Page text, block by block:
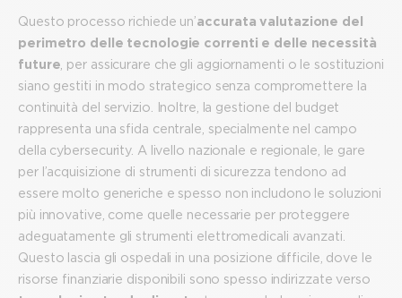
Questo processo richiede un’accurata valutazione del
perimetro delle tecnologie correnti e delle necessità
future , per assicurare che gli aggiornamenti o le sostituzioni
siano gestiti in modo strategico senza compromettere la
continuità del servizio. Inoltre, la gestione del budget
rappresenta una sfida centrale, specialmente nel campo
della cybersecurity. A livello nazionale e regionale, le gare
per l’acquisizione di strumenti di sicurezza tendono ad
essere molto generiche e spesso non includono le soluzioni
più innovative, come quelle necessarie per proteggere
adeguatamente gli strumenti elettromedicali avanzati.
Questo lascia gli ospedali in una posizione difficile, dove le
risorse finanziarie disponibili sono spesso indirizzate verso